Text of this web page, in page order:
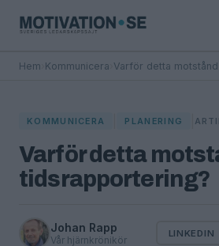
Hem Kommunicera Varför detta
KOMMUNICERA PLANERING
Varför detta
tidsrapportering?
Johan Rapp
Vår hjärnkrönikör
LINKEDIN